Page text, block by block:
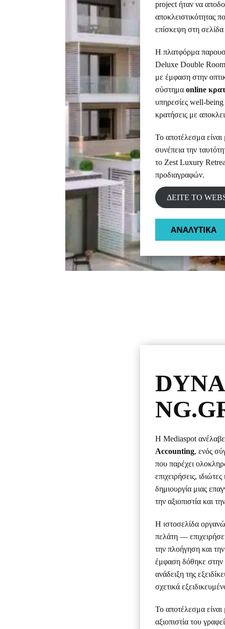
project ήταν να
αποκλειστικότητας
επίσκεψη στη σελίδα
Η πλατφόρμα
Deluxe Double
με έμφαση στην
σύστημα online
υπηρεσίες well-
κρατήσεις με
Το αποτέλεσμα
συνέπεια την
το Zest Luxury
προδιαγραφών.
ΔΕΙΤΕ ΤΟ
ΑΝΑΛΥΤΙΚΑ​
Η Mediaspot ανέλαβε
Accounting, ενός
που παρέχει
επιχειρήσεις,
δημιουργία μιας
την αξιοπιστία και
Η ιστοσελίδα
πελάτη —
την πλοήγηση και
έμφαση δόθηκε στην
ανάδειξη της
σχετικά
Το αποτέλεσμα είναι
αξιοπιστία του